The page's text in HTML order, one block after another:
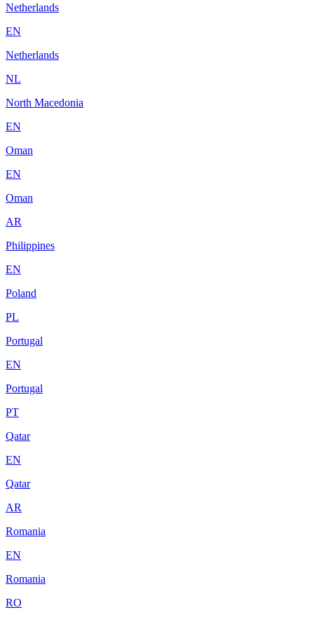
Netherlands
EN
Netherlands
NL
North Macedonia
EN
Oman
EN
Oman
AR
Philippines
EN
Poland
PL
Portugal
EN
Portugal
PT
Qatar
EN
Qatar
AR
Romania
EN
Romania
RO